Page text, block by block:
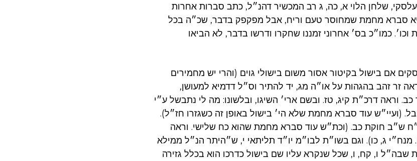
שלחן הלוי א, כה, ג רב המכשיר דהנ״ל, כתב סברות אחרות
סברא מחמת שמחוסר טעם וריח, אבל מפקפק בדבר, שכ״ה בכל
וכו׳. כמו״כ בס׳ אחרוני זמננו שחקרו ודרשו בדבר, לא הביאו
אם בישול בקיטור אסור משום בישולי גוים (והרי יש מחמירים
זר זהב בהגהות על או״ה מג, יד להתיר וס״ל דדמיא למעושן,
וראה דרכ״ת קיג, טז. ובשם ארי׳ השיגו, ובלשונו: מה לי נתבשל ע״י
(ועיי״ש עוד סברא מחמת שלא הי׳ בישול באופן זה כשגזרו חז״ל).
ש״ב חוקת כב. (וכת״ש עוד סברא מחמת שהוא כח שלישי. וראה
ג, כו). וגם בשו״ת לבו״מ יו״ד תליתאי י, ש״היתר הנ״ל ממילא
שבה״ל ו, קח, ו, שכל שנקרא עליו שם בישול כדרכו הוא בכלל גזירה